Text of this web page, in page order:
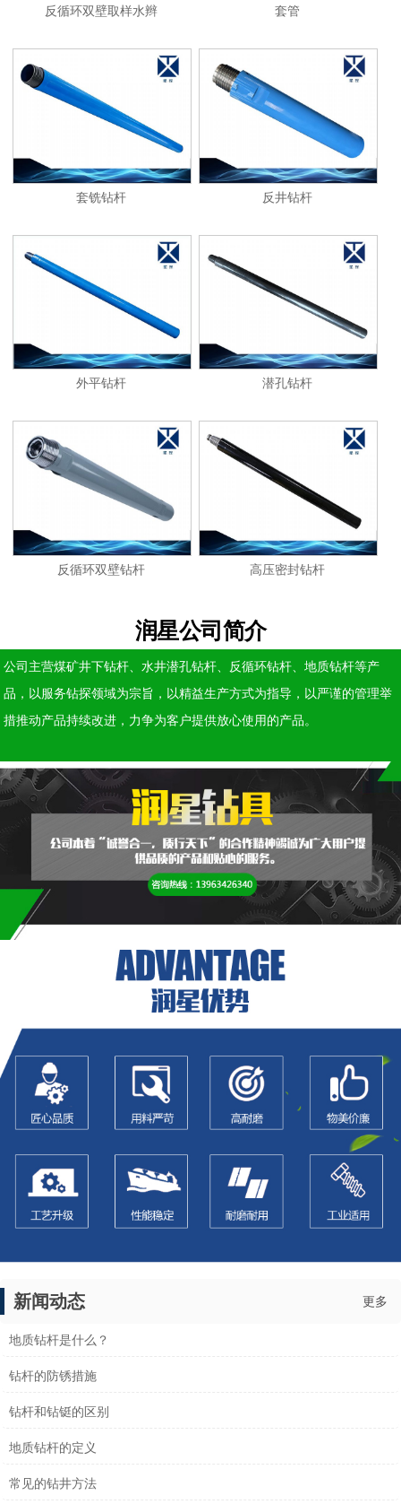
反循环双壁取样水辫 套管
套铣钻杆 反井钻杆
外平钻杆 潜孔钻杆
反循环双壁钻杆 高压密封钻杆
润星公司简介
公司主营煤矿井下钻杆、水井潜孔钻杆、反循环钻杆、地质钻杆等产
品，以服务钻探领域为宗旨，以精益生产方式为指导，以严谨的管理举
措推动产品持续改进，力争为客户提供放心使用的产品。
新闻动态 更多
地质钻杆是什么？
钻杆的防锈措施
钻杆和钻铤的区别
地质钻杆的定义
常见的钻井方法